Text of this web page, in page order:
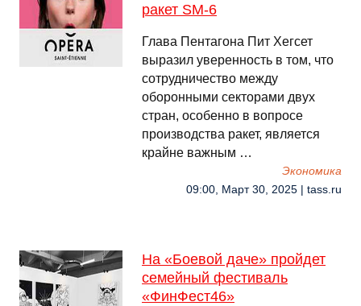
ракет SM-6
Глава Пентагона Пит Хегсет
выразил уверенность в том, что
сотрудничество между
оборонными секторами двух
стран, особенно в вопросе
производства ракет, является
крайне важным …
Экономика
09:00, Март 30, 2025 | tass.ru
На «Боевой даче» пройдет
семейный фестиваль
«ФинФест46»